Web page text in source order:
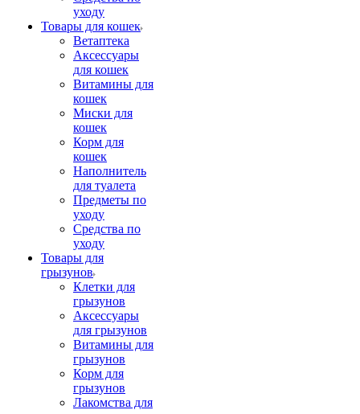
уходу
Товары для кошек
Ветаптека
Аксессуары
для кошек
Витамины для
кошек
Миски для
кошек
Корм для
кошек
Наполнитель
для туалета
Предметы по
уходу
Средства по
уходу
Товары для
грызунов
Клетки для
грызунов
Аксессуары
для грызунов
Витамины для
грызунов
Корм для
грызунов
Лакомства для